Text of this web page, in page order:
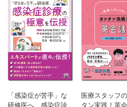
「感染症が苦手」な
研修医へ 感染症診
医療スタッフ
タン実践！英